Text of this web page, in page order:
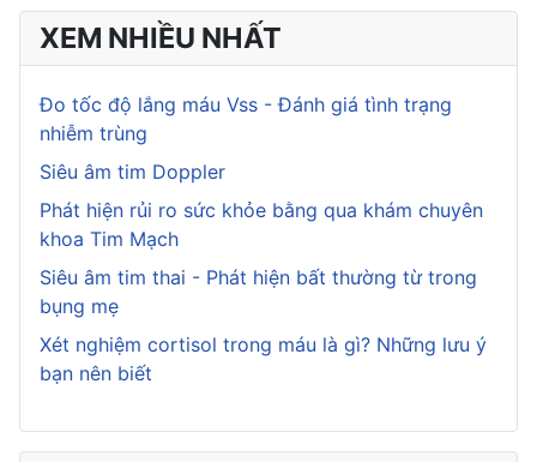
XEM NHIỀU NHẤT
Đo tốc độ lắng máu Vss - Đánh giá tình trạng
nhiễm trùng
Siêu âm tim Doppler
Phát hiện rủi ro sức khỏe bằng qua khám chuyên
khoa Tim Mạch
Siêu âm tim thai - Phát hiện bất thường từ trong
bụng mẹ
Xét nghiệm cortisol trong máu là gì? Những lưu ý
bạn nên biết